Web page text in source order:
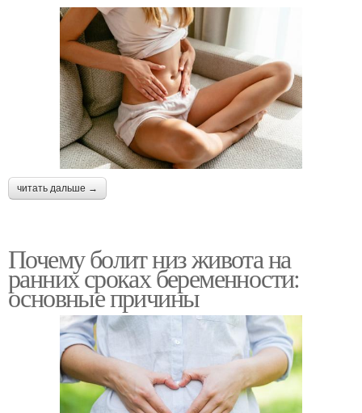
читать дальше →
Почему болит низ живота на
ранних сроках беременности:
основные причины